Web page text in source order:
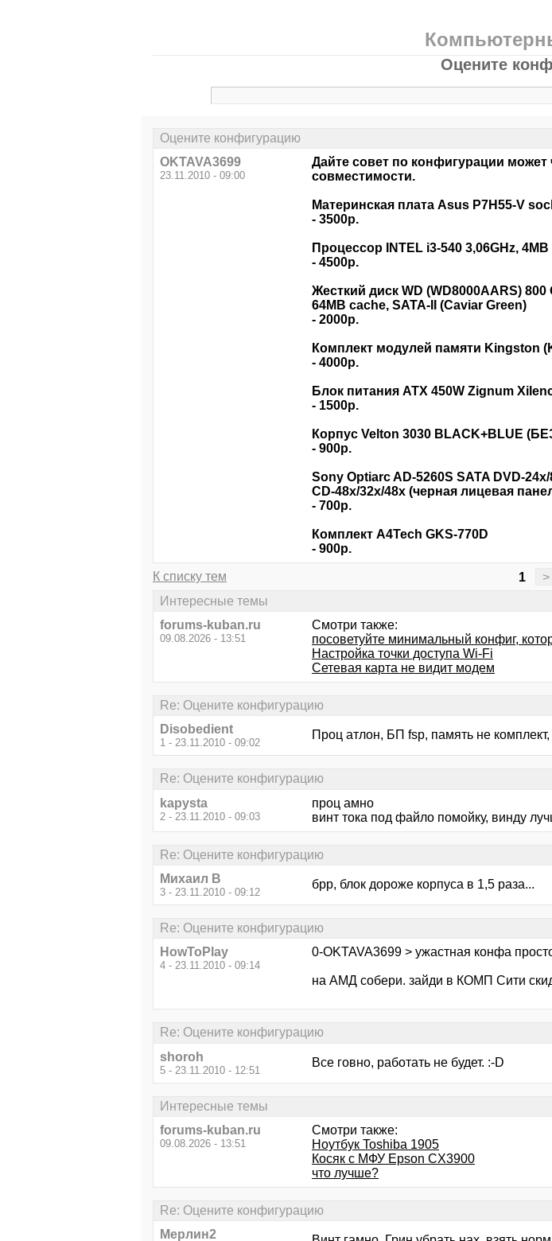
Оцените
Оцените конфигурацию
OKTAVA3699
23.11.2010 - 09:00
Дайте совет по конфигурации
совместимости.
Материнская плата Asus P7H55-V
- 3500р.
Процессор INTEL i3-540 3,06GHz,
- 4500р.
Жесткий диск WD (WD8000AARS)
64MB cache, SATA-II (Caviar Green)
- 2000р.
Комплект модулей памяти Kingston
- 4000р.
Блок питания ATX 450W Zignum
- 1500р.
Корпус Velton 3030 BLACK+BLUE
- 900р.
Sony Optiarc AD-5260S SATA DVD-
CD-48x/32x/48x (черная лицевая
- 700р.
Комплект A4Tech GKS-770D
- 900р.
К списку тем 1 >
Интересные темы
forums-kuban.ru
09.08.2026 - 13:51
Смотри также:
посоветуйте минимальный конфиг,
Настройка точки доступа Wi-Fi
Cетевая карта не видит модем
Re: Оцените конфигурацию
Disobedient
1 - 23.11.2010 - 09:02
Проц атлон, БП fsp, память не
Re: Оцените конфигурацию
kapysta
2 - 23.11.2010 - 09:03
проц амно
винт тока под файло помойку, винду
Re: Оцените конфигурацию
Михаил В
3 - 23.11.2010 - 09:12
брр, блок дороже корпуса в 1,5 раза...
Re: Оцените конфигурацию
HowToPlay
4 - 23.11.2010 - 09:14
0-OKTAVA3699 > ужастная конфа
на АМД собери. зайди в КОМП Сити
Re: Оцените конфигурацию
shoroh
5 - 23.11.2010 - 12:51
Все говно, работать не будет. :-D
Интересные темы
forums-kuban.ru
09.08.2026 - 13:51
Смотри также:
Ноутбук Toshiba 1905
Косяк с МФУ Epson CX3900
что лучше?
Re: Оцените конфигурацию
Мерлин2